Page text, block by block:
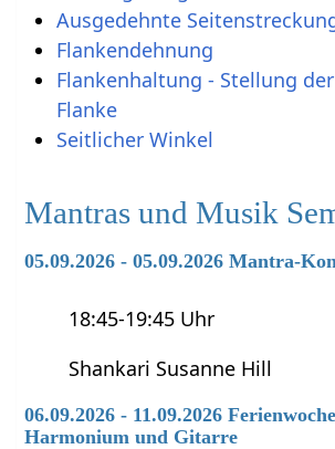
Ausgedehnte
Flankendehnung
Flankenhaltung - Stellung
Flanke
Seitlicher Winkel
Mantras und Musik
05.09.2026 - 05.09.2026 Mantra-
18:45-19:45 Uhr
Shankari Susanne Hill
06.09.2026 - 11.09.2026
Harmonium und Gitarre